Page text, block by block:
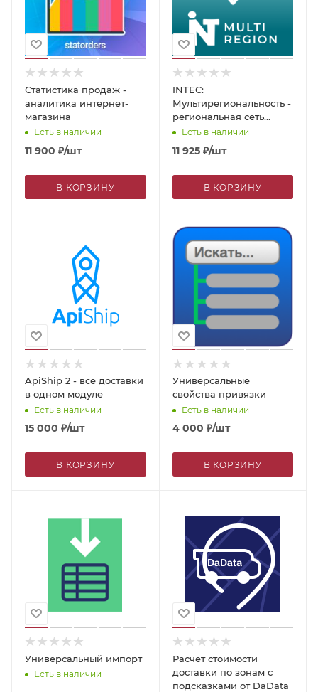
Статистика продаж -
аналитика интернет-
магазина
Есть в наличии
11 900 ₽/шт
В КОРЗИНУ
INTEC:
Мультирегиональность -
региональная сеть
вашего сайта с
продвижением в
поисковиках
Есть в наличии
11 925₽/шт
В КОРЗИНУ
ApiShip 2 - все доставки
в одном модуле
Есть в наличии
15 000 ₽/шт
В КОРЗИНУ
Универсальные
свойства привязки
Есть в наличии
4 000 ₽/шт
В КОРЗИНУ
Универсальный импорт
Есть в наличии
Расчет стоимости
доставки по зонам с
подсказками от DaData